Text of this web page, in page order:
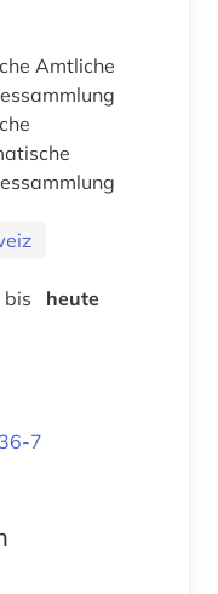
Amtliche
bis heute
7